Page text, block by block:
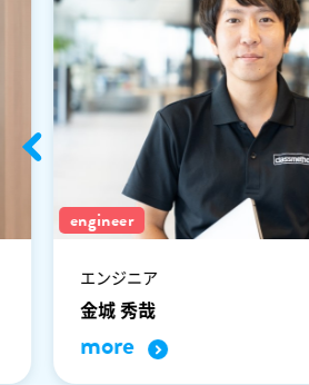
engineer
エンジニア
金城 秀哉
more